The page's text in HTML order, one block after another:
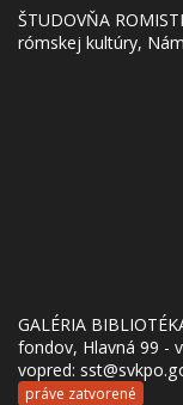
ŠTUDOVŇA
rómskej kultúry,
GALÉRIA
fondov, Hlavná 99 -
vopred:
práve zatvorené